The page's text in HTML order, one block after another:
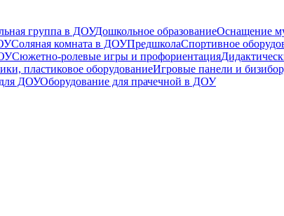
группа в ДОУДошкольное образованиеОснащение
Соляная комната в ДОУПредшколаСпортивное
Сюжетно-ролевые игры и профориентация
пластиковое оборудованиеИгровые панели и
ДОУОборудование для прачечной в ДОУ